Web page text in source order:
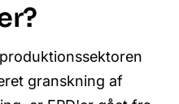
granskning af